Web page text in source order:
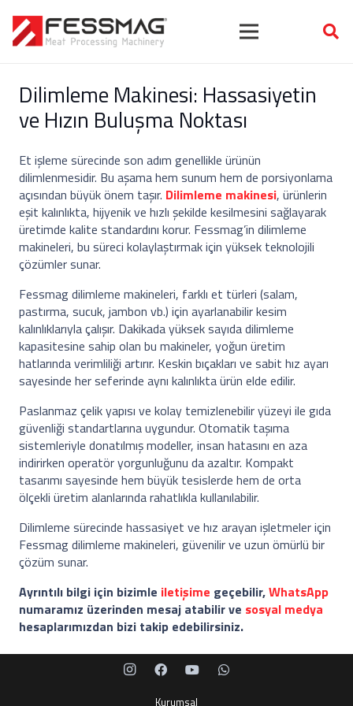
Dilimleme Makinesi: Hassasiyetin
ve Hızın Buluşma Noktası
Et işleme sürecinde son adım genellikle ürünün
dilimlenmesidir. Bu aşama hem sunum hem de porsiyonlama
açısından büyük önem taşır. Dilimleme makinesi, ürünlerin
eşit kalınlıkta, hijyenik ve hızlı şekilde kesilmesini sağlayarak
üretimde kalite standardını korur. Fessmag’in dilimleme
makineleri, bu süreci kolaylaştırmak için yüksek teknolojili
çözümler sunar.
Fessmag dilimleme makineleri, farklı et türleri (salam,
pastırma, sucuk, jambon vb.) için ayarlanabilir kesim
kalınlıklarıyla çalışır. Dakikada yüksek sayıda dilimleme
kapasitesine sahip olan bu makineler, yoğun üretim
hatlarında verimliliği artırır. Keskin bıçakları ve sabit hız ayarı
sayesinde her seferinde aynı kalınlıkta ürün elde edilir.
Paslanmaz çelik yapısı ve kolay temizlenebilir yüzeyi ile gıda
güvenliği standartlarına uygundur. Otomatik taşıma
sistemleriyle donatılmış modeller, insan hatasını en aza
indirirken operatör yorgunluğunu da azaltır. Kompakt
tasarımı sayesinde hem büyük tesislerde hem de orta
ölçekli üretim alanlarında rahatlıkla kullanılabilir.
Dilimleme sürecinde hassasiyet ve hız arayan işletmeler için
Fessmag dilimleme makineleri, güvenilir ve uzun ömürlü bir
çözüm sunar.
Ayrıntılı bilgi için bizimle iletişime geçebilir,WhatsApp
numaramız üzerinden mesaj atabilir ve sosyal medya
hesaplarımızdan bizi takip edebilirsiniz.
Kurumsal